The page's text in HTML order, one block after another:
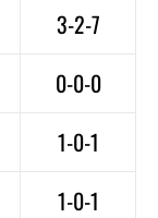
3-2-7
0-0-0
1-0-1
1-0-1